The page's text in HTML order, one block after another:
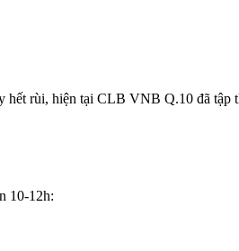
hết rùi, hiện tại CLB VNB Q.10 đã
10-12h: